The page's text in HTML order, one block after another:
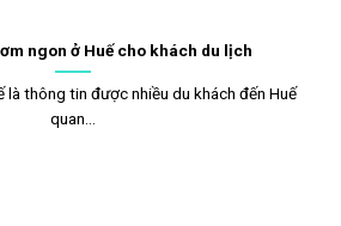
ngon ở Huế cho khách du lịch
là thông tin được nhiều du khách đến Huế
quan...